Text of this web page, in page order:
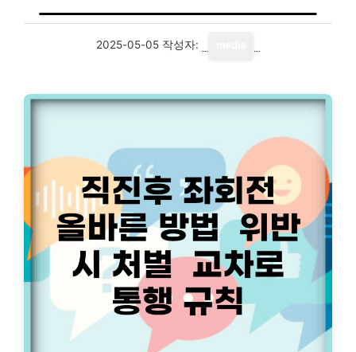
2025-05-05 작성자: